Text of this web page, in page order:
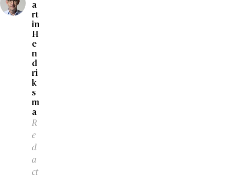
a
rt
in
H
e
n
d
ri
k
s
m
a
R
e
d
a
ct